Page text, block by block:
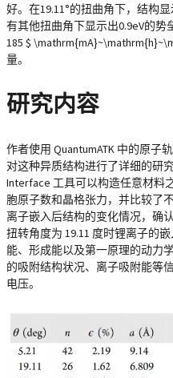
好。在19.11°的扭曲角下，结构
有其他扭曲角下显示出0.9eV的势
185 $
量。
研究内容
作者使用 QuantumATK 中的原子
对这种异质结构进行了详细的研
Interface 工具可以构造任意材料
胞原子数和晶格张力，并比较了
离子嵌入后结构的变化情况，确
扭转角度为 19.11 度时锂离子的
能、形成能以及第一原理的动力
的吸附结构状况、离子吸附能等
电压。